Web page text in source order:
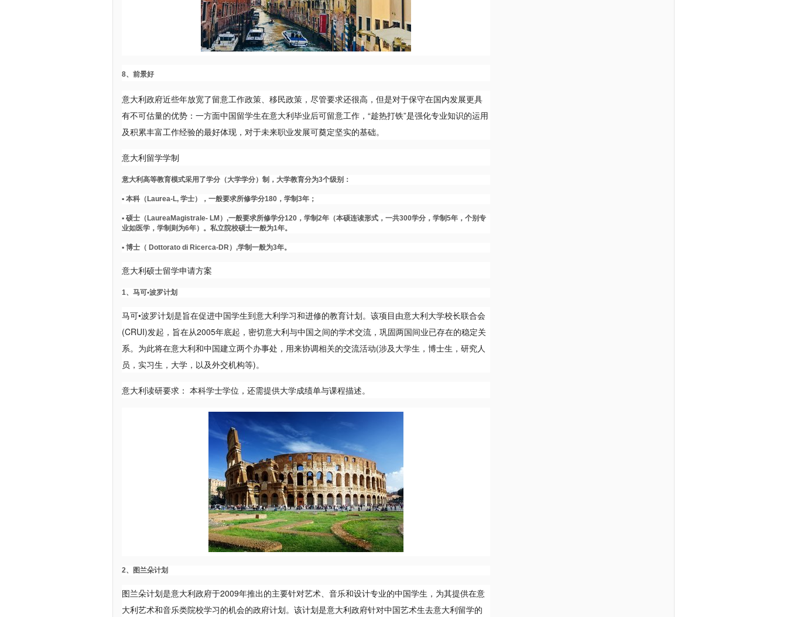
8、前景好
意大利政府近些年放宽了留意工作政策、移民政策，尽管要求还很高，但是对于保守在国内发展更具
有不可估量的优势：一方面中国留学生在意大利毕业后可留意工作，“趁热打铁”是强化专业知识的运用
及积累丰富工作经验的最好体现，对于未来职业发展可奠定坚实的基础。
意大利留学学制
意大利高等教育模式采用了学分（大学学分）制，大学教育分为3个级别：
▪ 本科（Laurea-L, 学士），一般要求所修学分180，学制3年；
▪ 硕士（LaureaMagistrale- LM）,一般要求所修学分120，学制2年（本硕连读形式，一共300学分，学制5年，个别专
业如医学，学制则为6年）。私立院校硕士一般为1年。
▪ 博士（ Dottorato di Ricerca-DR）,学制一般为3年。
意大利硕士留学申请方案
1、马可•波罗计划
马可•波罗计划是旨在促进中国学生到意大利学习和进修的教育计划。该项目由意大利大学校长联合会
(CRUI)发起，旨在从2005年底起，密切意大利与中国之间的学术交流，巩固两国间业已存在的稳定关
系。为此将在意大利和中国建立两个办事处，用来协调相关的交流活动(涉及大学生，博士生，研究人
员，实习生，大学，以及外交机构等)。
意大利读研要求： 本科学士学位，还需提供大学成绩单与课程描述。
2、图兰朵计划
图兰朵计划是意大利政府于2009年推出的主要针对艺术、音乐和设计专业的中国学生，为其提供在意
大利艺术和音乐类院校学习的机会的政府计划。该计划是意大利政府针对中国艺术生去意大利留学的